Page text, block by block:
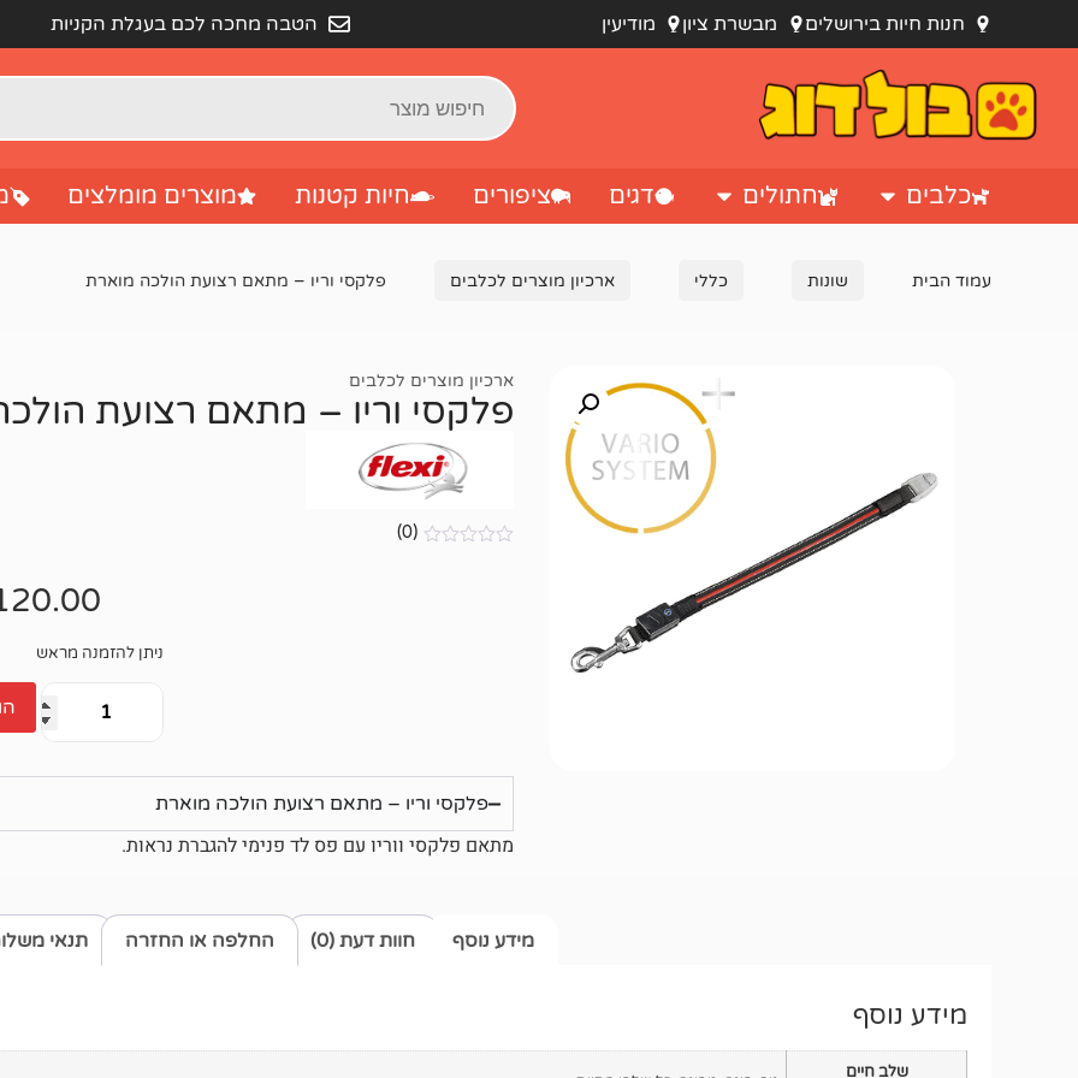
חנות חיות בירושלים מבשרת ציון מודיעין הטבה מחכה לכם בעגלת הקניות
כלבים חתולים דגים ציפורים חיות קטנות מוצרים מומלצים
עמוד הבית שונות כללי ארכיון מוצרים לכלבים פלקסי וריו – מתאם רצועת הולכה מוארת
ארכיון מוצרים לכלבים
פלקסי וריו – מתאם רצועת
(0)
ניתן להזמנה מראש
פלקסי וריו – מתאם רצועת הולכה מוארת
מתאם פלקסי ווריו עם פס לד פנימי להגברת נראות.
מידע נוסף תנאי חוות דעת (0) החלפה או החזרה
מידע נוסף
שלב חיים